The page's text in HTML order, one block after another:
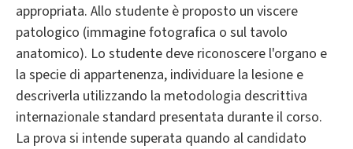
appropriata. Allo studente è proposto un viscere
patologico (immagine fotografica o sul tavolo
anatomico). Lo studente deve riconoscere l'organo e
la specie di appartenenza, individuare la lesione e
descriverla utilizzando la metodologia descrittiva
internazionale standard presentata durante il corso.
La prova si intende superata quando al candidato